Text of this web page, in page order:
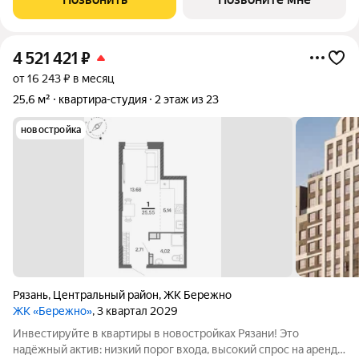
созданный с уважением к городу и
4 521 421 ₽
от 16 243 ₽ в месяц
25,6 м²
квартира-студия 2 этаж из 23
новостройка
Рязань, Центральный район,ЖК Бережно
ЖК «Бережно», 3 квартал 2029
Инвестируйте в квартиры в новостройках Рязани! Это
надёжный актив: низкий порог входа, высокий спрос на аренду